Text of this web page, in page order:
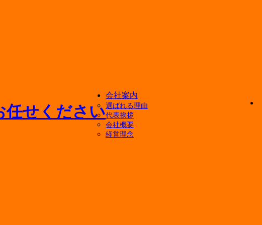
会社案内
選ばれる理由
代表挨拶
会社概要
経営理念